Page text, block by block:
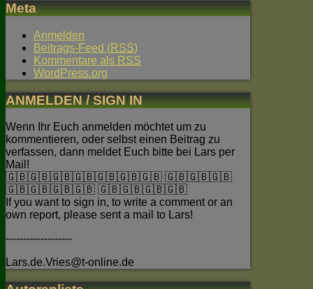
Meta
Anmelden
Beitrags-Feed (RSS)
Kommentare als RSS
WordPress.org
ANMELDEN / SIGN IN
Wenn Ihr Euch anmelden möchtet um zu
kommentieren, oder selbst einen Beitrag zu
verfassen, dann meldet Euch bitte bei Lars per
Mail!
🇬🇧🇬🇧🇬🇧🇬🇧🇬🇧🇬🇧🇬🇧 🇬🇧🇬🇧🇬🇧
🇬🇧🇬🇧🇬🇧🇬🇧 🇬🇧🇬🇧🇬🇧🇬🇧
If you want to sign in, to write a comment or an
own report, please sent a mail to Lars!
-------------------
Lars.de.Vries@t-online.de